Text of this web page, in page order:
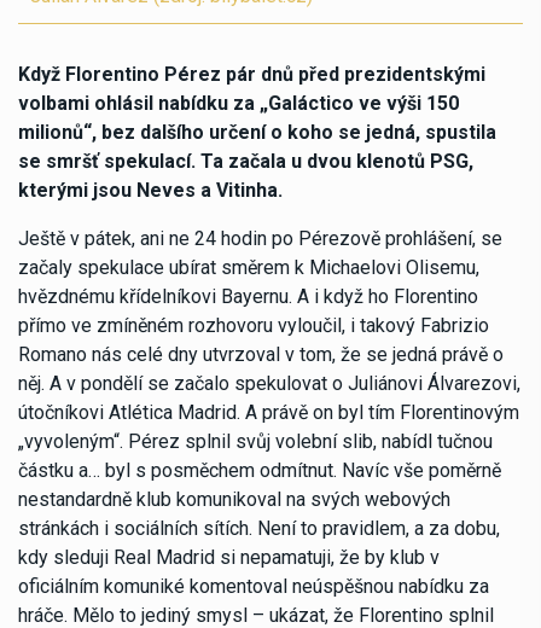
Když Florentino Pérez pár dnů před prezidentskými
volbami ohlásil nabídku za „Galáctico ve výši 150
milionů“, bez dalšího určení o koho se jedná, spustila
se smršť spekulací. Ta začala u dvou klenotů PSG,
kterými jsou Neves a Vitinha.
Ještě v pátek, ani ne 24 hodin po Pérezově prohlášení, se
začaly spekulace ubírat směrem k Michaelovi Olisemu,
hvězdnému křídelníkovi Bayernu. A i když ho Florentino
přímo ve zmíněném rozhovoru vyloučil, i takový Fabrizio
Romano nás celé dny utvrzoval v tom, že se jedná právě o
něj. A v pondělí se začalo spekulovat o Juliánovi Álvarezovi,
útočníkovi Atlética Madrid. A právě on byl tím Florentinovým
„vyvoleným“. Pérez splnil svůj volební slib, nabídl tučnou
částku a… byl s posměchem odmítnut. Navíc vše poměrně
nestandardně klub komunikoval na svých webových
stránkách i sociálních sítích. Není to pravidlem, a za dobu,
kdy sleduji Real Madrid si nepamatuji, že by klub v
oficiálním komuniké komentoval neúspěšnou nabídku za
hráče. Mělo to jediný smysl – ukázat, že Florentino splnil